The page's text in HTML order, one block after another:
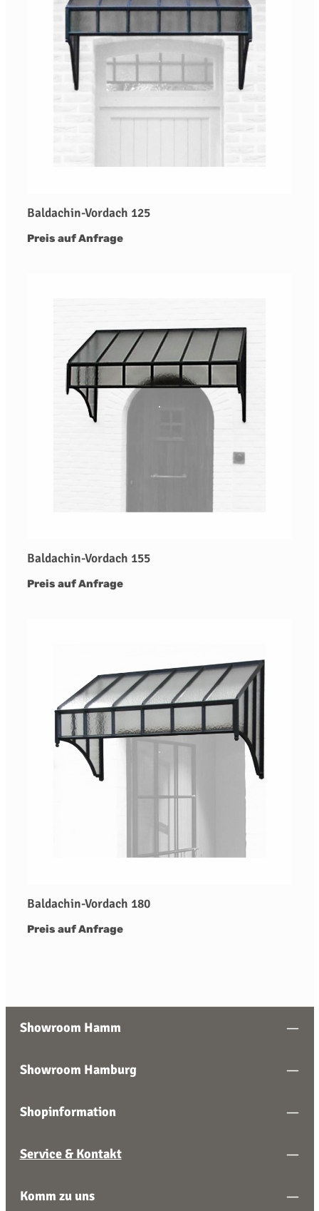
Baldachin-Vordach 125
Preis auf Anfrage
Baldachin-Vordach 155
Preis auf Anfrage
Baldachin-Vordach 180
Preis auf Anfrage
Showroom Hamm
Showroom Hamburg
Shopinformation
Service & Kontakt
Komm zu uns